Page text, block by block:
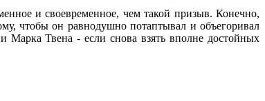
и своевременное, чем такой призыв. Конечно,
чтобы он равнодушно потаптывал и объегоривал
Марка Твена - если снова взять вполне достойных